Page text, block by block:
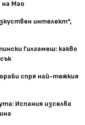
Мао
интелект“,
Гилгамеш: какво
спря най-тежкия
Испания изселва